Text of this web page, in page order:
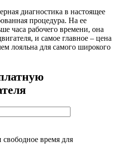
диагностика в настоящее
процедура. На ее
часа рабочего времени, она
и самое главное – цена
лояльна для самого широкого
время для